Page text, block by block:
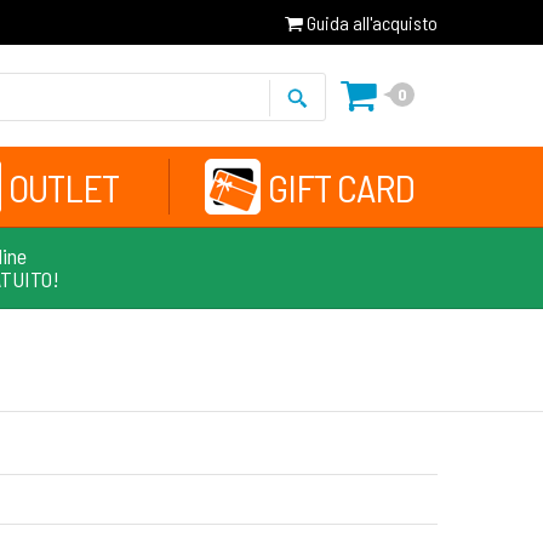
Guida all'acquisto
0
OUTLET GIFT CARD